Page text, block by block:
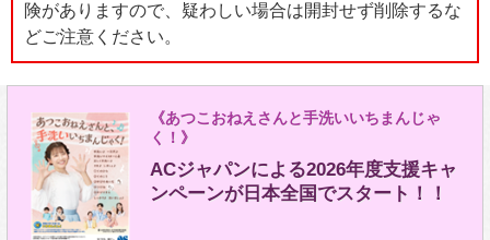
険がありますので、疑わしい場合は開封せず削除するな
どご注意ください。
《あつこおねえさんと手洗いいちまんじゃ
く！》
ACジャパンによる2026年度支援キャ
ンペーンが日本全国でスタート！！